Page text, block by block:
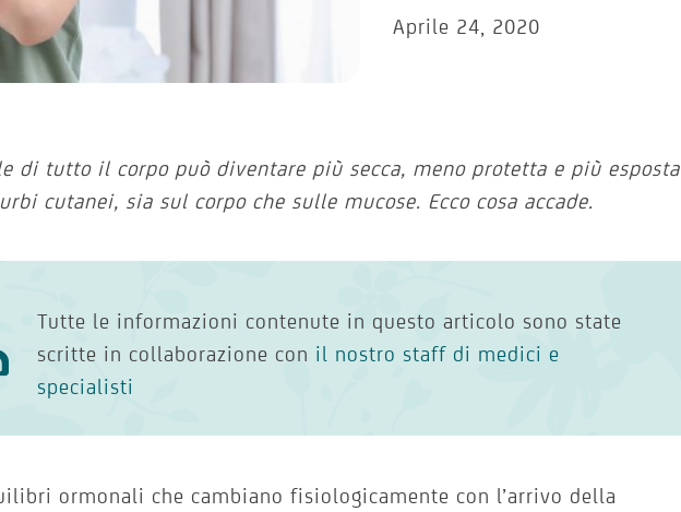
Aprile 24, 2020
di tutto il corpo può diventare più secca, meno protetta e più esposta
cutanei, sia sul corpo che sulle mucose. Ecco cosa accade.
Tutte le informazioni contenute in questo articolo sono state
scritte in collaborazione con il nostro staff di medici e
specialisti
ormonali che cambiano fisiologicamente con l’arrivo della